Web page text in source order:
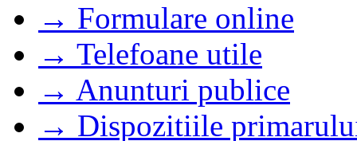
→ Formulare online
→ Telefoane utile
→ Anunturi publice
→ Dispozitiile